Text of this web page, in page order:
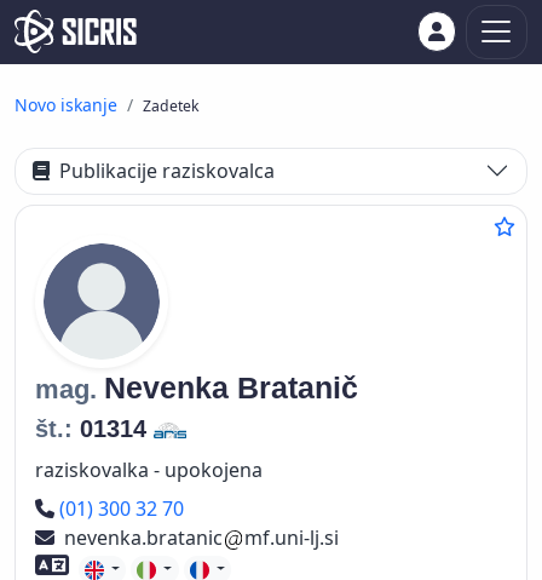
Novo iskanje Zadetek
Publikacije raziskovalca
mag. Nevenka Bratanič
št.: 01314
raziskovalka - upokojena
Telefon
(01) 300 32 70
nevenka.bratanic
mf.uni-lj.si
Znanje tujih jezikov